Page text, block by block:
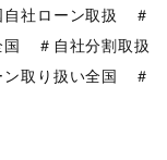
社ローン取扱 ＃
国 ＃自社分割取扱
取り扱い全国 ＃